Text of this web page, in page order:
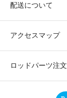
配送について
アクセスマップ
ロッドパーツ注文